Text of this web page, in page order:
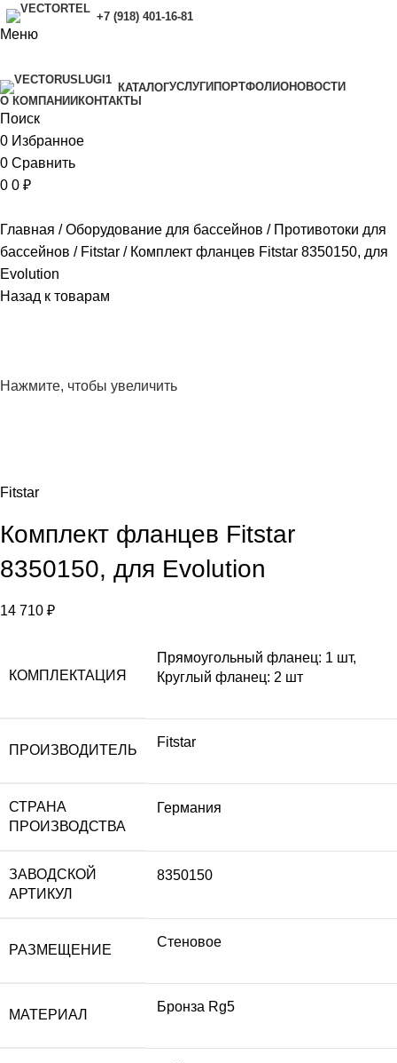
+7 (918) 401-16-81
Меню
КАТАЛОГУСЛУГИ ПОРТФОЛИОНОВОСТИ
O КОМПАНИИ КОНТАКТЫ
Поиск
0 Избранное
0 Сравнить
0 0 ₽
Главная Оборудование для бассейнов
Противотоки для
бассейнов
Fitstar
Комплект фланцев Fitstar 8350150, для
Evolution
Назад к товарам
Нажмите, чтобы увеличить
Fitstar
Комплект фланцев Fitstar
8350150, для Evolution
14 710 ₽
КОМПЛЕКТАЦИЯ
Прямоугольный фланец: 1 шт,
Круглый фланец: 2 шт
ПРОИЗВОДИТЕЛЬ
Fitstar
СТРАНА
ПРОИЗВОДСТВА
Германия
ЗАВОДСКОЙ
АРТИКУЛ
8350150
РАЗМЕЩЕНИЕ
Стеновое
МАТЕРИАЛ
Бронза Rg5